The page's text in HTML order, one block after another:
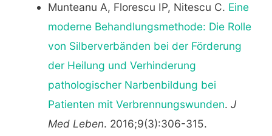
Munteanu A, Florescu IP, Nitescu C. Eine
moderne Behandlungsmethode: Die Rolle
von Silberverbänden bei der Förderung
der Heilung und Verhinderung
pathologischer Narbenbildung bei
Patienten mit Verbrennungswunden. J
Med Leben. 2016;9(3):306-315.